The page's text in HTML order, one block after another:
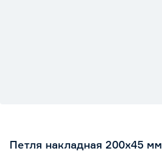
Петля накладная 200х45 мм